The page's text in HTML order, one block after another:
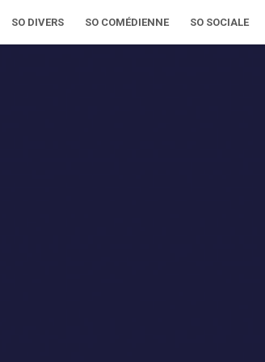
SO DIVERS SO COMÉDIENNE SO SOCIALE